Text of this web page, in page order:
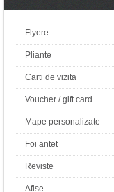
Flyere
Pliante
Carti de vizita
Voucher / gift card
Mape personalizate
Foi antet
Reviste
Afise